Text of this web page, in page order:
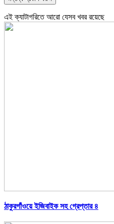
এই ক্যাটাগরিতে আরো যেসব খবর রয়েছে
ঠাকুরগাঁওয়ে ইজিবাইক সহ গ্রেপ্তার ৪